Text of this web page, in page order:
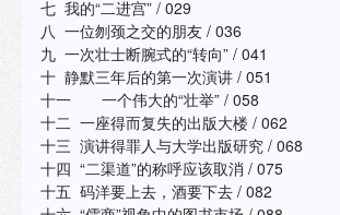
七 我的“二进宫” / 029
八 一位刎颈之交的朋友 / 036
九 一次壮士断腕式的“转向” / 041
十 静默三年后的第一次演讲 / 051
十一 一个伟大的“壮举” / 058
十二 一座得而复失的出版大楼 / 062
十三 演讲得罪人与大学出版研究 / 068
十四 “二渠道”的称呼应该取消 / 075
十五 码洋要上去，酒要下去 / 082